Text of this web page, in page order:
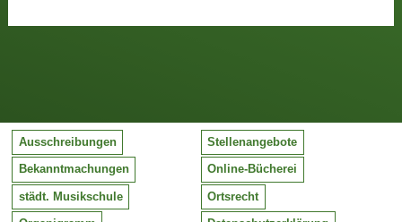
Ausschreibungen Stellenangebote
Bekanntmachungen Online-Bücherei
städt. Musikschule Ortsrecht